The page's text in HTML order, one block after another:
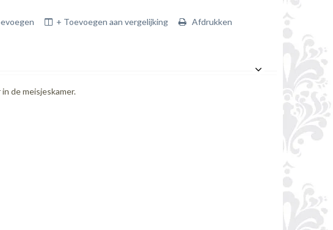
+ Toevoegen aan vergelijking Afdrukken
de meisjeskamer.